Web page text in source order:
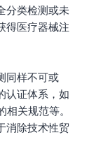
分类检测或未
得医疗器械注
同样不可或
认证体系，如
关规范等。
消除技术性贸